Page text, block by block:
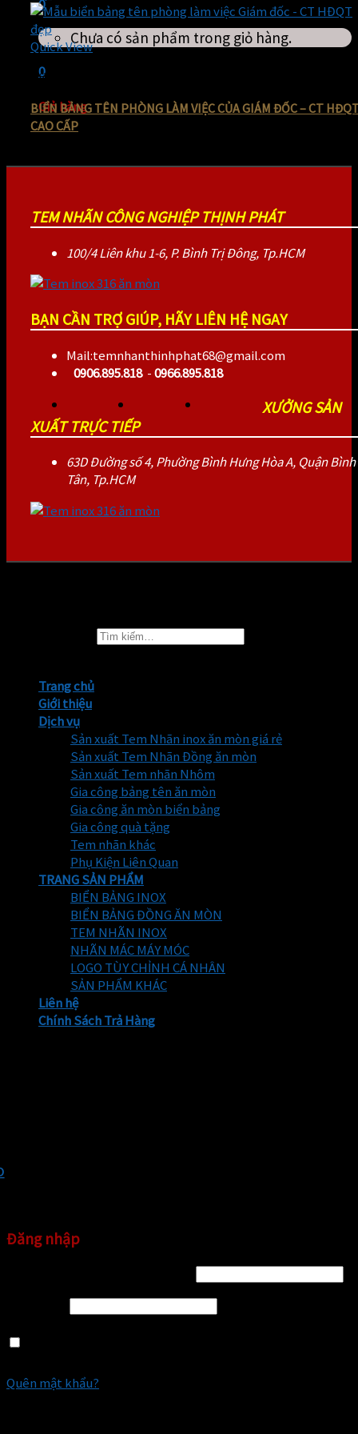
0
Chưa có sản phẩm trong giỏ hàng.
0
Giỏ hàng
Quick View
Biển bảng hiệu công ty bằng inox ăn mòn giá rẻ
BIỂN BẢNG TÊN PHÒNG LÀM VIỆC CỦA GIÁM ĐỐC – CT
CAO CẤP
TEM NHÃN CÔNG NGHIỆP THỊNH PHÁT
100/4 Liên khu 1-6, P. Bình Trị Đông, Tp.HCM
BẠN CẦN TRỢ GIÚP, HÃY LIÊN HỆ NGAY
Mail:temnhanthinhphat68@gmail.com
0906.895.818 -0966.895.818
XƯỞNG SẢN
XUẤT TRỰC TIẾP
63D Đường số 4, Phường Bình Hưng Hòa A, Quận Bình
Tân, Tp.HCM
Trang chủ
Giới thiệu
Dịch vụ
Sản xuất Tem Nhãn inox ăn mòn giá rẻ
Sản xuất Tem Nhãn Đồng ăn mòn
Sản xuất Tem nhãn Nhôm
Gia công bảng tên ăn mòn
Gia công ăn mòn biển bảng
Gia công quà tặng
Tem nhãn khác
Phụ Kiện Liên Quan
TRANG SẢN PHẨM
BIỂN BẢNG INOX
BIỂN BẢNG ĐỒNG ĂN MÒN
TEM NHÃN INOX
NHÃN MÁC MÁY MÓC
LOGO TÙY CHỈNH CÁ NHÂN
SẢN PHẨM KHÁC
Liên hệ
Chính Sách Trả Hàng
Đăng nhập
Quên mật khẩu?